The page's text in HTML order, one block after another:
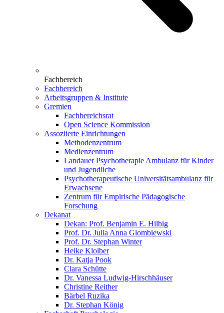
Fachbereich
Fachbereich
Arbeitsgruppen & Institute
Gremien
Fachbereichsrat
Open Science Kommission
Assoziierte Einrichtungen
Methodenzentrum
Medienzentrum
Landauer Psychotherapie Ambulanz für Kinder
und Jugendliche
Psychotherapeutische Universitätsambulanz für
Erwachsene
Zentrum für Empirische Pädagogische
Forschung
Dekanat
Dekan: Prof. Benjamin E. Hilbig
Prof. Dr. Julia Anna Glombiewski
Prof. Dr. Stephan Winter
Heike Kloiber
Dr. Katja Pook
Clara Schütte
Dr. Vanessa Ludwig-Hirschhäuser
Christine Reither
Bärbel Ruzika
Dr. Stephan König